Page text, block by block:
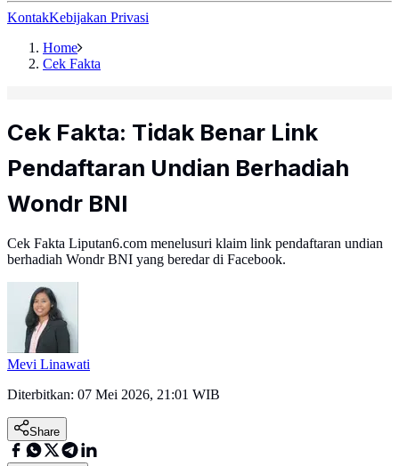
KontakKebijakan Privasi
Home
Cek Fakta
Cek Fakta: Tidak Benar Link
Pendaftaran Undian Berhadiah
Wondr BNI
Cek Fakta Liputan6.com menelusuri klaim link pendaftaran undian
berhadiah Wondr BNI yang beredar di Facebook.
Mevi Linawati
Diterbitkan: 07 Mei 2026, 21:01 WIB
Share